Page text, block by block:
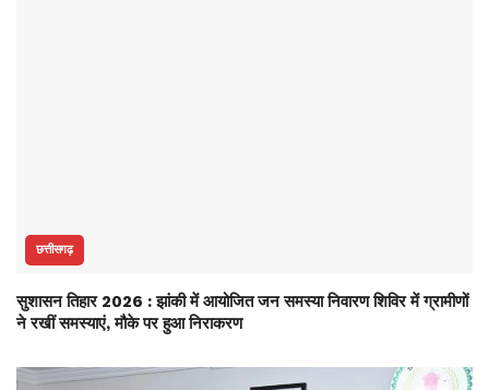
छत्तीसगढ़
सुशासन तिहार 2026 : झांकी में आयोजित जन समस्या निवारण शिविर में ग्रामीणों
ने रखीं समस्याएं, मौके पर हुआ निराकरण